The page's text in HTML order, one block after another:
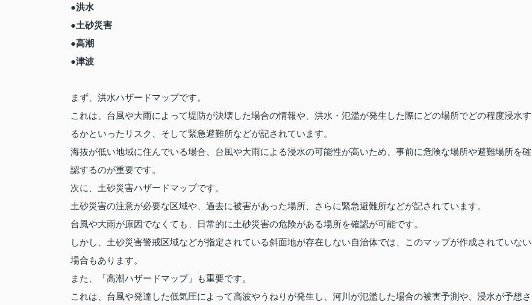
●洪水
●土砂災害
●高潮
●津波
まず、洪水ハザードマップです。
これは、台風や大雨によって堤防が決壊した場合の情報や、洪水・氾濫が発生した際にどの場所でどの程度浸水す
るかといったリスク、そして緊急避難所などが記されています。
海抜が低い地域に住んでいる場合、台風や大雨による浸水の可能性が高いため、事前に危険な場所や避難場所を確
認するのが重要です。
次に、土砂災害ハザードマップです。
土砂災害の注意が必要な区域や、過去に被害があった場所、さらに緊急避難所などが記されています。
台風や大雨が原因でなくても、日常的に土砂災害の危険がある場所を確認が可能です。
しかし、土砂災害警戒区域などが指定されている斜面地が存在しない自治体では、このマップが作成されていない
場合もあります。
また、「高潮ハザードマップ」も重要です。
これは、台風や発達した低気圧によって高波やうねりが発生し、河川が氾濫した場合の被害予測や、浸水が予想さ